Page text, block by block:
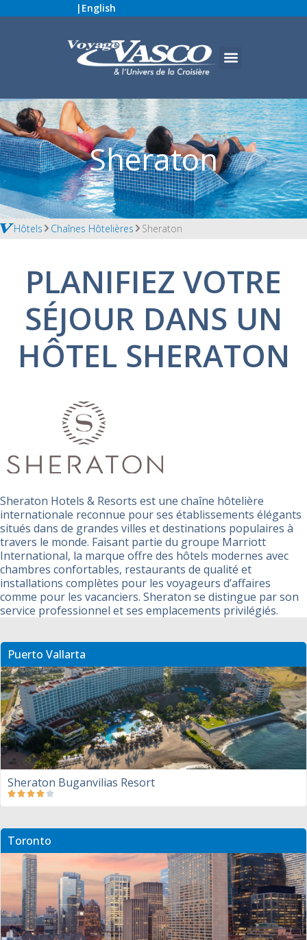
| English
Sheraton
Hôtels Chaînes Hôtelières Sheraton
PLANIFIEZ VOTRE
SÉJOUR DANS UN
HÔTEL SHERATON
Sheraton Hotels & Resorts est une chaîne hôtelière
internationale reconnue pour ses établissements élégants
situés dans de grandes villes et destinations populaires à
travers le monde. Faisant partie du groupe Marriott
International, la marque offre des hôtels modernes avec
chambres confortables, restaurants de qualité et
installations complètes pour les voyageurs d’affaires
comme pour les vacanciers. Sheraton se distingue par son
service professionnel et ses emplacements privilégiés.
Puerto Vallarta
Sheraton Buganvilias Resort
Toronto